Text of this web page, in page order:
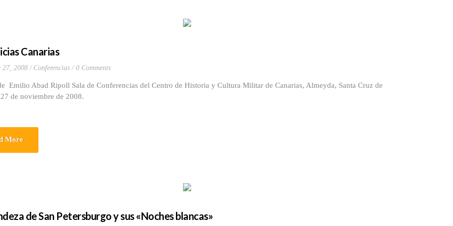
Canarias
27, 2008 Conferencias 0 Comments
Emilio Abad Ripoll Sala de Conferencias del Centro de Historia y Cultura Militar de Canarias, Almeyda, Santa Cruz de
de noviembre de 2008.
More
de San Petersburgo y sus «Noches blancas»